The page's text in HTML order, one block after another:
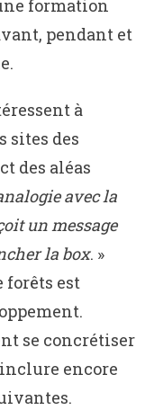
formation
pendant et
à
sites des
des aléas
avec la
un message
la box. »
forêts est
se concrétiser
encore